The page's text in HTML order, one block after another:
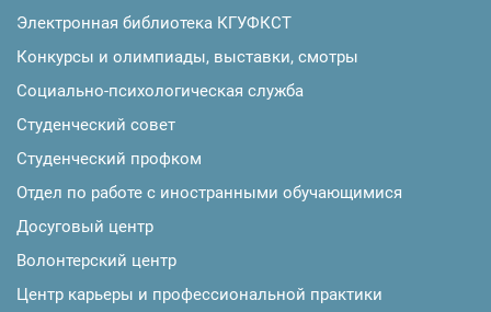
Электронная библиотека КГУФКСТ
Конкурсы и олимпиады, выставки, смотры
Социально-психологическая служба
Студенческий совет
Студенческий профком
Отдел по работе с иностранными обучающимися
Досуговый центр
Волонтерский центр
Центр карьеры и профессиональной практики